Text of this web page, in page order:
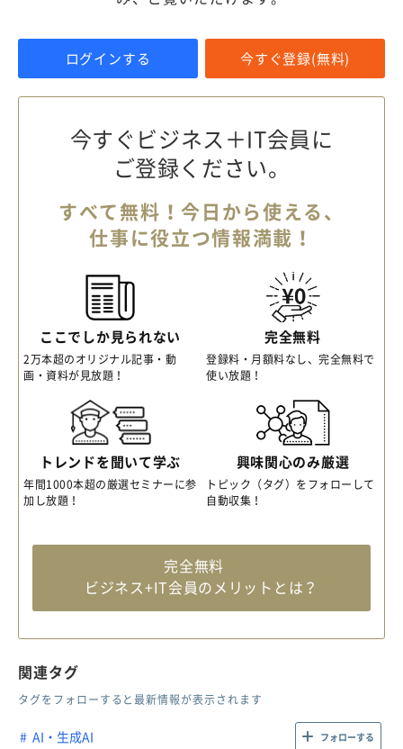
ログインする 今すぐ登録(無料)
今すぐビジネス＋IT会員に
ご登録ください。
すべて無料！今日から使える、
仕事に役立つ情報満載！
ここでしか見られない
2万本超のオリジナル記事・動
画・資料が見放題！
完全無料
登録料・月額料なし、完全無料で
使い放題！
トレンドを聞いて学ぶ
年間1000本超の厳選セミナーに参
加し放題！
興味関心のみ厳選
トピック（タグ）をフォローして
自動収集！
完全無料
ビジネス+IT会員のメリットとは？
関連タグ
タグをフォローすると最新情報が表示されます
AI・生成AI フォローする